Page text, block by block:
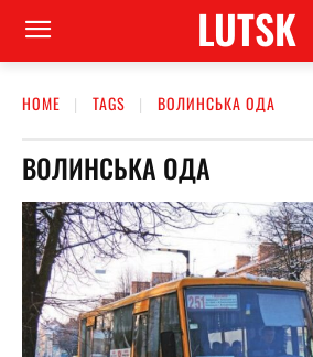
LUTSK
HOME TAGS ВОЛИНСЬКА ОДА
ВОЛИНСЬКА ОДА